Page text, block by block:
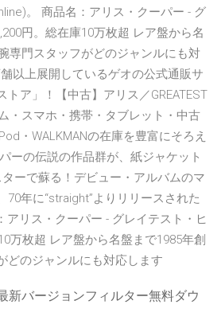
。 商品名：アリス・クーパー - グ
円。総在庫10万枚超 レア盤から名
専門スタッフがどのジャンルにも対
以上展開しているゲオの公式通販サ
トア」！【中古】アリス／GREATEST
・スマホ・携帯・タブレット・中古
・WALKMANの在庫を豊富にそろえ
ーの伝説の作品群が、紙ジャケット
ーで蘇る！デビュー・アルバムのマ
70年に“straight”よりリリースされた
アリス・クーパー - グレイテスト・ヒ
万枚超 レア盤から名盤まで1985年創
どのジャンルにも対応します
新バージョンフィルター無料ダウ